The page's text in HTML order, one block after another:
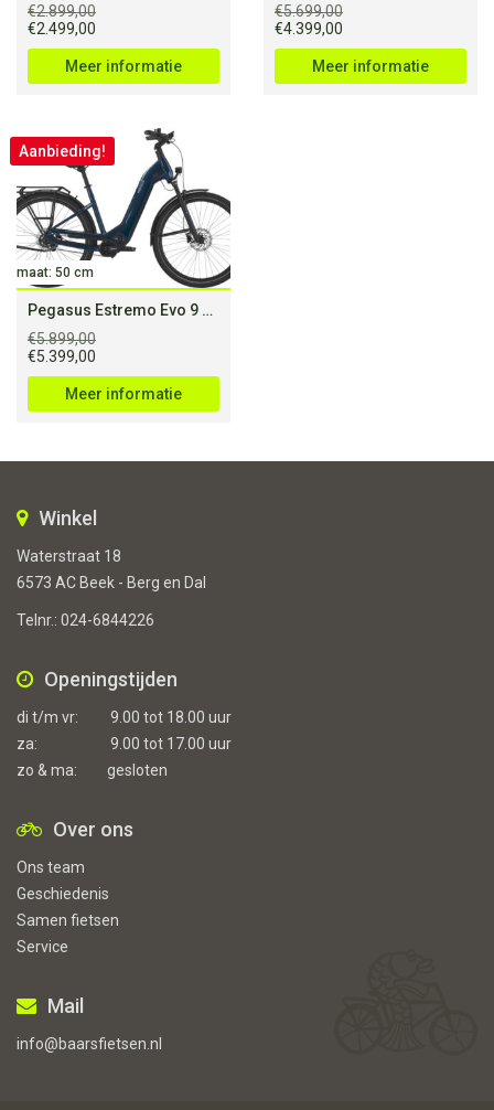
€2.899,00
Oorspronkelijke
prijs
€2.899,00.
€2.499,00
prijs
is:
€2.499,00.
Meer informatie
€5.699,00
Oorspronkelijke
prijs
€5.699,00.
€4.399,00
prijs
is:
€4.399,00.
Meer informatie
maat: 50 cm
Aanbieding!
Pegasus Estremo Evo 9 belt
€5.899,00
Oorspronkelijke
prijs
€5.899,00.
€5.399,00
prijs
is:
€5.399,00.
Meer informatie
Winkel
Waterstraat 18
6573 AC Beek - Berg en Dal
Telnr.: 024-6844226
Openingstijden
di t/m vr:
9.00 tot 18.00 uur
za:
9.00 tot 17.00 uur
zo & ma:
gesloten
Over ons
Ons team
Geschiedenis
Samen fietsen
Service
Mail
info@baarsfietsen.nl